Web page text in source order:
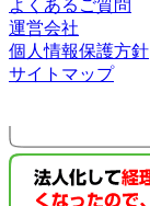
よくあるご質問
運営会社
個人情報保護方針
サイトマップ